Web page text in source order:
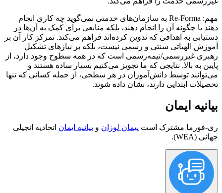
مهم:
Re-Forma به سازمان‌های خدمتی نمی‌گوید چه کاری انجام
دهند یا چگونه آن را انجام دهند، بلکه منابعی برای کمک به آن‌ها در
دستیابی به اهدافی که تدوین کرده‌اند فراهم می‌کند. تمرکز کار آن بر
آموزش الهیاتی سنتی و رسمی نیست، بلکه بر نیازهای تشکیل
رهبری غیررسمی/نیمه‌رسمی است که در همه سطوح وجود دارد، از
پایین به بالا. نتایجی که ما تجویز می‌کنیم بسیار ساده هستند و
می‌توانند توسط دانش‌آموزان در هر سطحی، از جمله کسانی که تنها
تحصیلات ابتدایی دارند، نشان داده شوند.
بیانیه ایمان
ری-فورما مشترک است پیمان لوزان و بیانیه ایمان اتحادیه انجیلی
جهانی (WEA).